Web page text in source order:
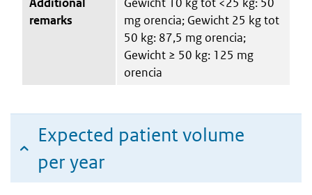
remarks
mg orencia; Gewicht 25 kg tot
50 kg: 87,5 mg orencia;
Gewicht ≥ 50 kg: 125 mg
orencia
Expected patient volume
per year